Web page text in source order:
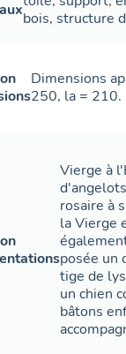
bois, structure
Dimensions
250, la = 210.
Vierge à
rosaire à
la Vierge
posée un
tige de
un chien
bâtons